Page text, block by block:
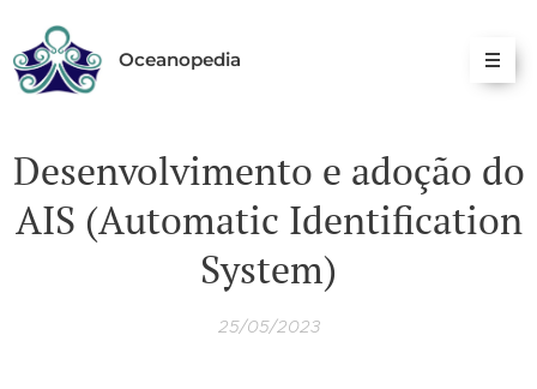
Oceanopedia
Desenvolvimento e adoção do
AIS (Automatic Identification
System)
25/05/2023